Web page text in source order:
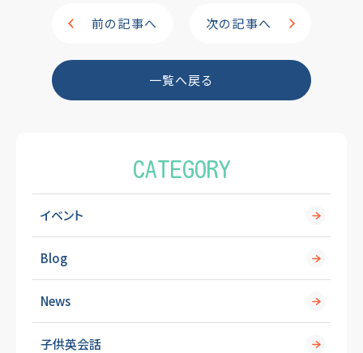
o
o
前の記事へ 次の記事へ
一覧へ戻る
CATEGORY
イベント
Blog
News
子供英会話